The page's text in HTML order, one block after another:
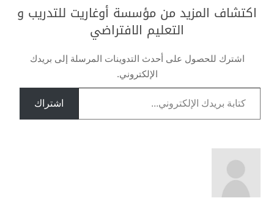
اكتشاف المزيد من مؤسسة أوغاريت للتدريب و
التعليم الافتراضي
اشترك للحصول على أحدث التدوينات المرسلة إلى بريدك
الإلكتروني.
كتابة بريدك الإلكتروني...
اشتراك